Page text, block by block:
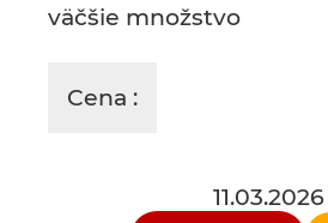
väčšie množstvo
Cena :
11.03.2026